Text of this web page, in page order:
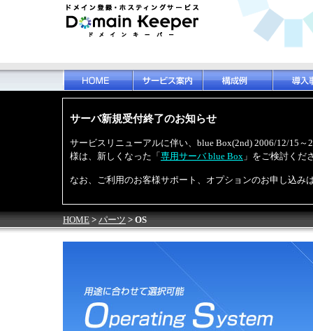
サーバ新規受付終了のお知らせ
サービスリニューアルに伴い、blue Box(2nd) 2006/12/15
様は、新しくなった「 専用サーバ blue Box 」をご検討くだ
なお、ご利用のお客様サポート、オプションのお申し込み
HOME > パーツ > OS